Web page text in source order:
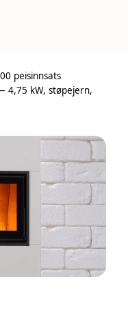
peisinnsats
4,75 kW, støpejern,